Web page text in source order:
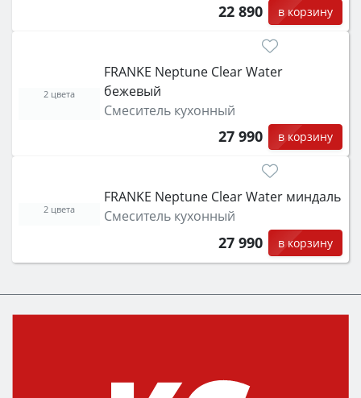
22 890 в корзину
FRANKE Neptune Clear Water
бежевый
Смеситель кухонный
27 990 в корзину
2 цвета
FRANKE Neptune Clear Water миндаль
Смеситель кухонный
27 990 в корзину
2 цвета